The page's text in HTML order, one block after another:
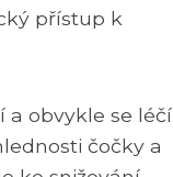
přístup k
a obvykle se léčí
čočky a